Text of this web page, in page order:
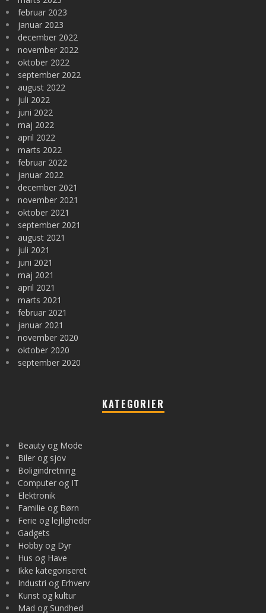
februar 2023
januar 2023
december 2022
november 2022
oktober 2022
september 2022
august 2022
juli 2022
juni 2022
maj 2022
april 2022
marts 2022
februar 2022
januar 2022
december 2021
november 2021
oktober 2021
september 2021
august 2021
juli 2021
juni 2021
maj 2021
april 2021
marts 2021
februar 2021
januar 2021
november 2020
oktober 2020
september 2020
KATEGORIER
Beauty og Mode
Biler og sjov
Boligindretning
Computer og IT
Elektronik
Familie og Børn
Ferie og lejligheder
Gadgets
Hobby og Dyr
Hus og Have
Ikke kategoriseret
Industri og Erhverv
Kunst og kultur
Mad og Sundhed